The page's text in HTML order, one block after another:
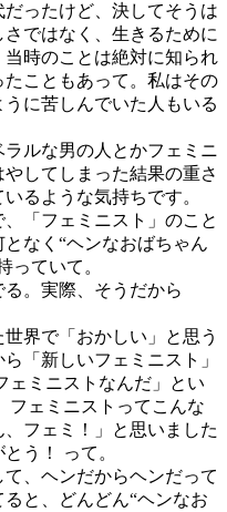
ったけど、決してそうは
ではなく、生きるために
時のことは絶対に知られ
こともあって。私はその
に苦しんでいた人もいる
ルな男の人とかフェミニ
してしまった結果の重さ
るような気持ちです。
「フェミニスト」のこと
なく“ヘンなおばちゃん
っていて。
。実際、そうだから
界で「おかしい」と思う
「新しいフェミニスト」
ェミニストなんだ」とい
フェミニストってこんな
フェミ！」と思いました
う！ って。
、ヘンだからヘンだって
と、どんどん“ヘンなお